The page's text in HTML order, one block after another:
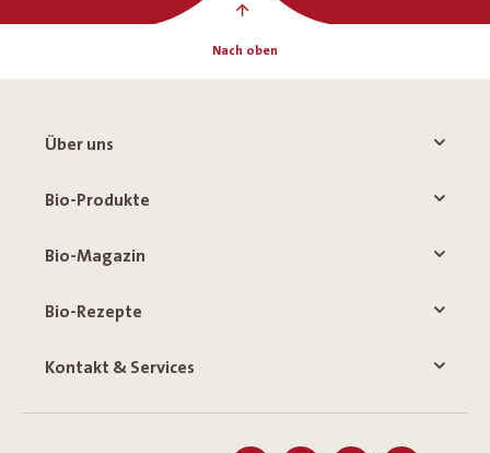
Nach oben
Über uns
Bio-Produkte
Bio-Magazin
Bio-Rezepte
Kontakt & Services